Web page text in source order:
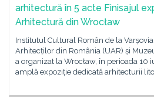
arhitectură în 5 acte Finisajul
Arhitectură din Wrocław
Institutul Cultural Român de la
Arhitecților din România (UAR) și
a organizat la Wrocław, în perioada 10
amplă expoziție dedicată arhitecturii